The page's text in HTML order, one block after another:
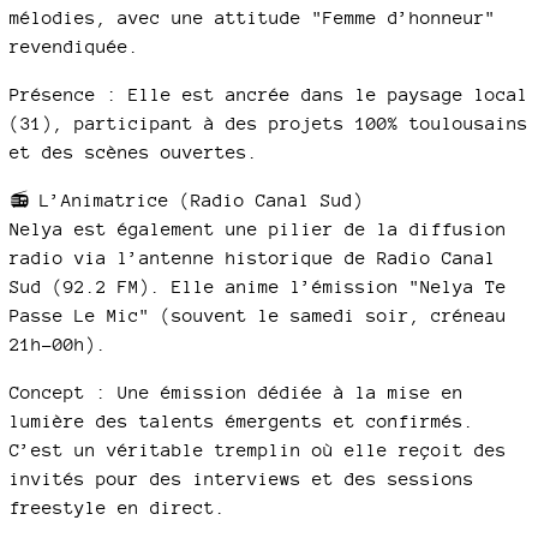
mélodies, avec une attitude "Femme d’honneur"
revendiquée.​
Présence : Elle est ancrée dans le paysage local
(31), participant à des projets 100% toulousains
et des scènes ouvertes.​
📻 L’Animatrice (Radio Canal Sud)
Nelya est également une pilier de la diffusion
radio via l’antenne historique de Radio Canal
Sud (92.2 FM). Elle anime l’émission "Nelya Te
Passe Le Mic" (souvent le samedi soir, créneau
21h-00h).​
Concept : Une émission dédiée à la mise en
lumière des talents émergents et confirmés.
C’est un véritable tremplin où elle reçoit des
invités pour des interviews et des sessions
freestyle en direct.​